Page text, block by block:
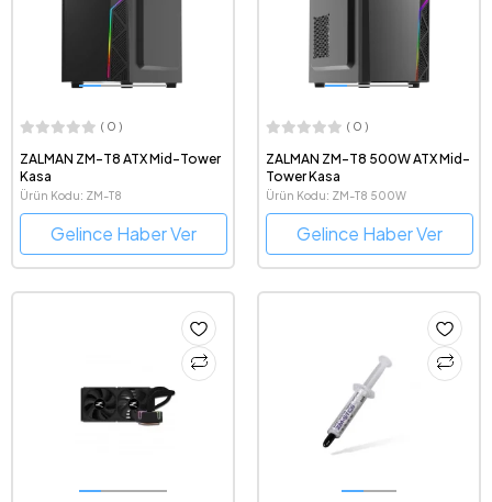
( 0 )
ZALMAN ZM-T8 ATX Mid-Tower
Kasa
Ürün Kodu: ZM-T8
Gelince Haber Ver
( 0 )
ZALMAN ZM-T8 500W ATX Mid-
Tower Kasa
Ürün Kodu: ZM-T8 500W
Gelince Haber Ver